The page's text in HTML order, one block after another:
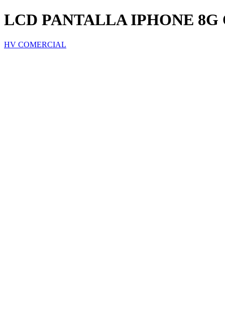
LCD PANTALLA IPHONE 8G
HV COMERCIAL